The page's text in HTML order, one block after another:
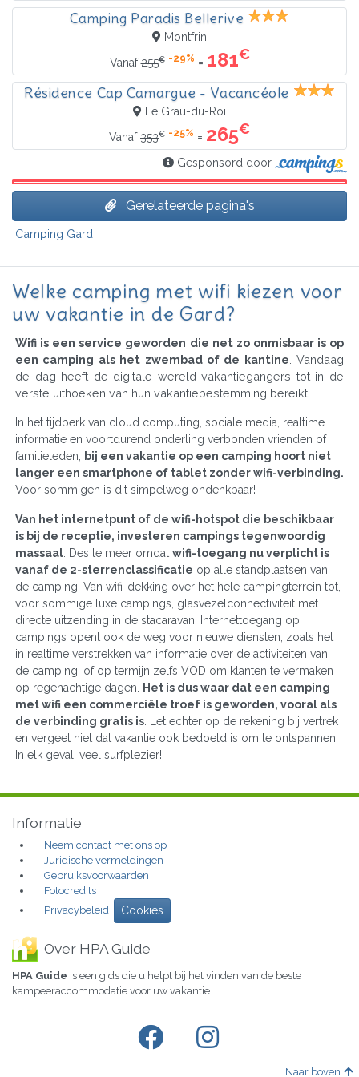
Camping Paradis Bellerive
Montfrin
Vanaf255€ -29% = 181€
Résidence Cap Camargue - Vacancéole
Le Grau-du-Roi
Vanaf353€ -25% = 265€
Gesponsord door
Gerelateerde pagina's
Camping Gard
Welke camping met wifi kiezen voor
uw vakantie in de Gard?
Wifi is een service geworden die net zo onmisbaar is op
een camping als het zwembad of de kantine . Vandaag
de dag heeft de digitale wereld vakantiegangers tot in de
verste uithoeken van hun vakantiebestemming bereikt.
In het tijdperk van cloud computing, sociale media, realtime
informatie en voortdurend onderling verbonden vrienden of
familieleden,
bij een vakantie op een camping hoort niet
langer een smartphone of tablet zonder wifi-verbinding.
Voor sommigen is dit simpelweg ondenkbaar!
Van het internetpunt of de wifi-hotspot die beschikbaar
is bij de receptie, investeren campings tegenwoordig
massaal . Des te meer omdat wifi-toegang nu verplicht is
vanaf de 2-sterrenclassificatie op alle standplaatsen van
de camping. Van wifi-dekking over het hele campingterrein tot,
voor sommige luxe campings, glasvezelconnectiviteit met
directe uitzending in de stacaravan. Internettoegang op
campings opent ook de weg voor nieuwe diensten, zoals het
in realtime verstrekken van informatie over de activiteiten van
de camping, of op termijn zelfs VOD om klanten te vermaken
op regenachtige dagen.
Het is dus waar dat een camping
met wifi een commerciële troef is geworden, vooral als
de verbinding gratis is . Let echter op de rekening bij vertrek
en vergeet niet dat vakantie ook bedoeld is om te ontspannen.
In elk geval, veel surfplezier!
Informatie
Neem contact met ons op
Juridische vermeldingen
Gebruiksvoorwaarden
Fotocredits
Privacybeleid
Cookies
Over HPA Guide
HPA Guide is een gids die u helpt bij het vinden van de beste
kampeeraccommodatie voor uw vakantie
Naar boven